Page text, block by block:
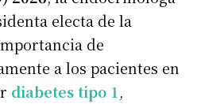
electa de la
de
a los pacientes en
diabetes tipo 1 ,